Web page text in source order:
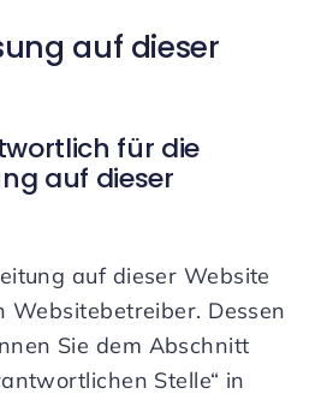
auf dieser
für die
auf dieser
auf dieser Website
Websitebetreiber. Dessen
Sie dem Abschnitt
Stelle“ in